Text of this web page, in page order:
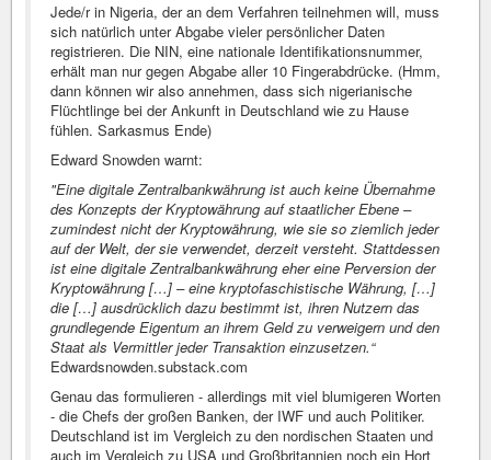
Jede/r in Nigeria, der an dem Verfahren teilnehmen will, muss
sich natürlich unter Abgabe vieler persönlicher Daten
registrieren. Die NIN, eine nationale Identifikationsnummer,
erhält man nur gegen Abgabe aller 10 Fingerabdrücke. (Hmm,
dann können wir also annehmen, dass sich nigerianische
Flüchtlinge bei der Ankunft in Deutschland wie zu Hause
fühlen. Sarkasmus Ende)
Edward Snowden warnt:
"Eine digitale Zentralbankwährung ist auch keine Übernahme
des Konzepts der Kryptowährung auf staatlicher Ebene –
zumindest nicht der Kryptowährung, wie sie so ziemlich jeder
auf der Welt, der sie verwendet, derzeit versteht. Stattdessen
ist eine digitale Zentralbankwährung eher eine Perversion der
Kryptowährung […] – eine kryptofaschistische Währung, […]
die […] ausdrücklich dazu bestimmt ist, ihren Nutzern das
grundlegende Eigentum an ihrem Geld zu verweigern und den
Staat als Vermittler jeder Transaktion einzusetzen.“
Edwardsnowden.substack.com
Genau das formulieren - allerdings mit viel blumigeren Worten
- die Chefs der großen Banken, der IWF und auch Politiker.
Deutschland ist im Vergleich zu den nordischen Staaten und
auch im Vergleich zu USA und Großbritannien noch ein Hort